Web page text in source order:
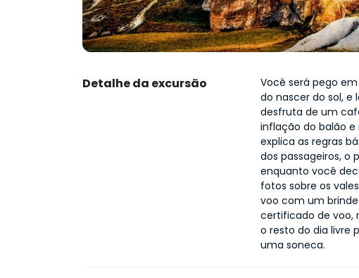
Detalhe da excursão
Você será pego
do nascer do sol, e
desfruta de um
inflação do balão
explica as regras
dos passageiros, o
enquanto você
fotos sobre os
voo com um
certificado de voo,
o resto do dia livre
uma soneca.